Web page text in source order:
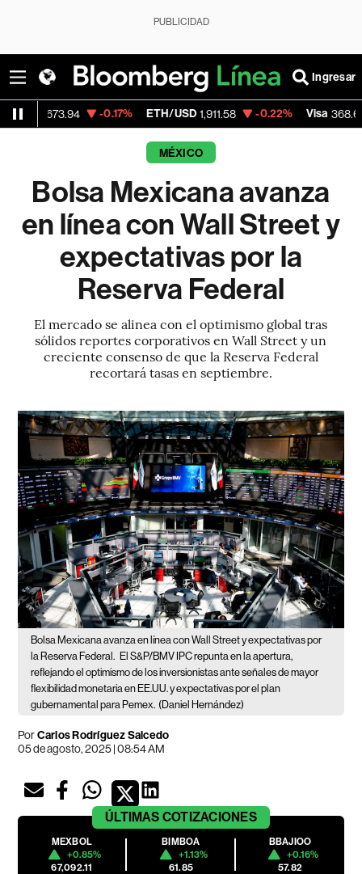
PUBLICIDAD
Ingresar
-0.17% ETH/USD 1,911.58 -0.22% Visa 368.67
MÉXICO
Bolsa Mexicana avanza
en línea con Wall Street y
expectativas por la
Reserva Federal
El mercado se alinea con el optimismo global tras
sólidos reportes corporativos en Wall Street y un
creciente consenso de que la Reserva Federal
recortará tasas en septiembre.
Bolsa Mexicana avanza en línea con Wall Street y expectativas por
la Reserva Federal. El S&P/BMV IPC repunta en la apertura,
reflejando el optimismo de los inversionistas ante señales de mayor
flexibilidad monetaria en EE.UU. y expectativas por el plan
gubernamental para Pemex. (Daniel Hernández)
PorCarlos Rodríguez Salcedo
05 de agosto, 2025 | 08:54 AM
ÚLTIMAS COTIZACIONES
MEXBOL
+0.85%
67,092.11
BIMBOA
+1.13%
61.85
BBAJIOO
+0.16%
57.82